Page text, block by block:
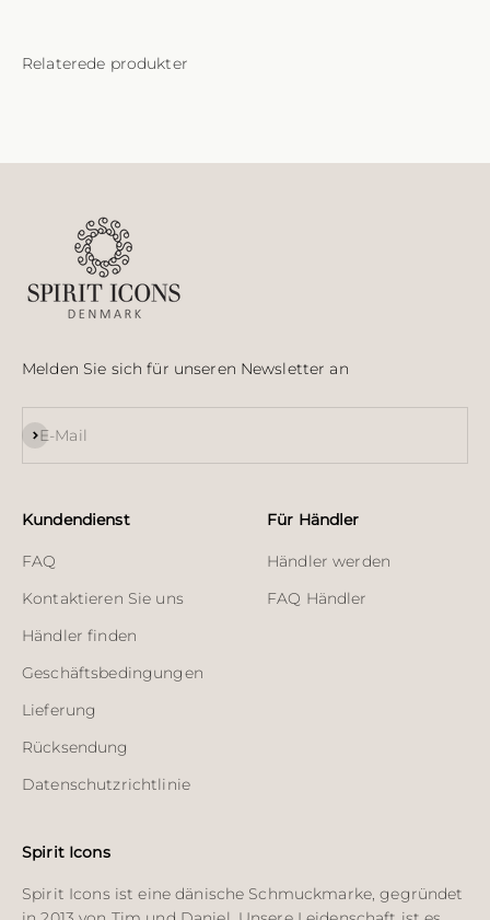
Melden Sie sich für unseren Newsletter an
E-Mail
Abonnieren
Kundendienst
FAQ
Kontaktieren Sie uns
Händler finden
Geschäftsbedingungen
Lieferung
Rücksendung
Datenschutzrichtlinie
Für Händler
Händler werden
FAQ Händler
Spirit Icons
Spirit Icons ist eine dänische Schmuckmarke, gegründet